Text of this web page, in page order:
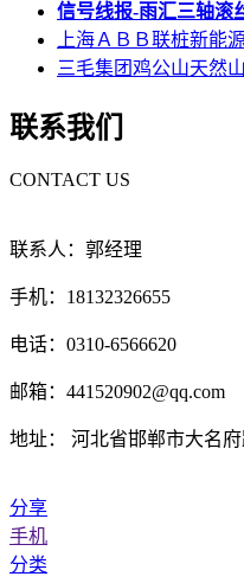
信号线报-雨汇三轴滚
上海ＡＢＢ联桩新能
三毛集团鸡公山天然
联系我们
CONTACT US
联系人：郭经理
手机：18132326655
电话：0310-6566620
邮箱：441520902@qq.com
地址： 河北省邯郸市大名
分享
手机
分类